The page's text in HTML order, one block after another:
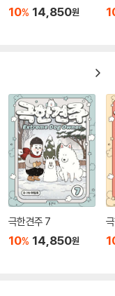
10% 14,850원
극한견주 7
10% 14,850원